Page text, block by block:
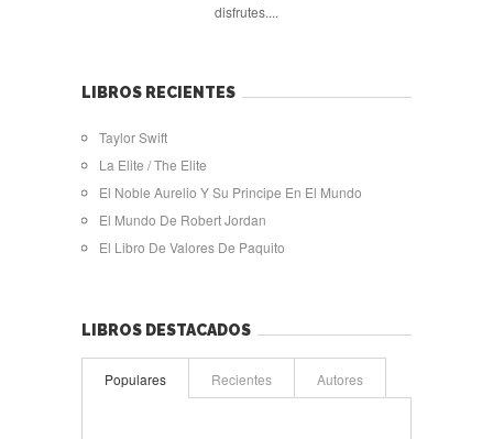
disfrutes....
LIBROS RECIENTES
Taylor Swift
La Elite / The Elite
El Noble Aurelio Y Su Principe En El Mundo
El Mundo De Robert Jordan
El Libro De Valores De Paquito
LIBROS DESTACADOS
Populares Recientes Autores